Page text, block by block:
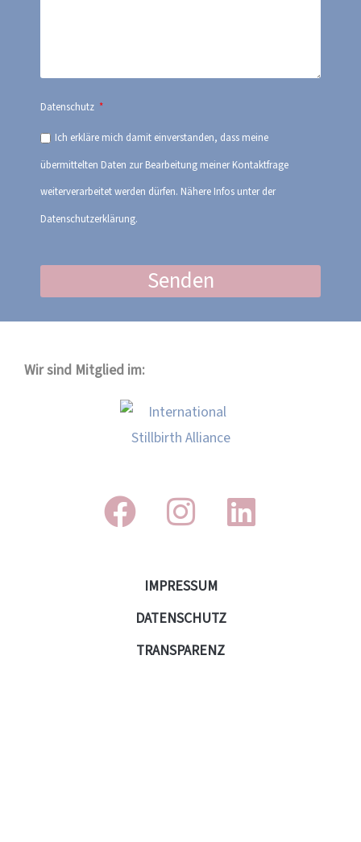
Datenschutz
Ich erkläre mich damit einverstanden, dass meine
übermittelten Daten zur Bearbeitung meiner Kontaktfrage
weiterverarbeitet werden dürfen. Nähere Infos unter der
Datenschutzerklärung.
Senden
Wir sind Mitglied im:
IMPRESSUM
DATENSCHUTZ
TRANSPARENZ